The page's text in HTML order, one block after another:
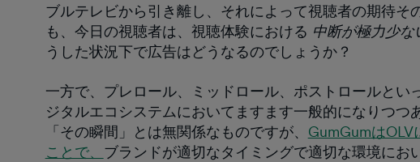
ブルテレビから引き離し、それによって視聴者の期待そ
も、今日の視聴者は、視聴体験における 中断が極力少な
うした状況下で広告はどうなるのでしょうか？
一方で、プレロール、ミッドロール、ポストロールとい
ジタルエコシステムにおいてますます一般的になりつつ
「その瞬間」とは無関係なものですが、 GumGumは
ことで、 ブランドが適切なタイミングで適切な環境にお